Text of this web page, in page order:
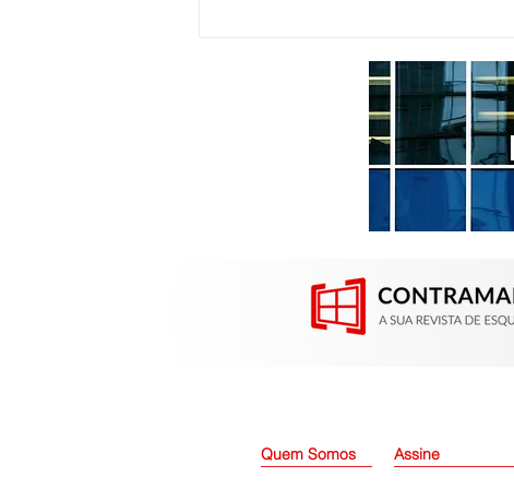
relevância na incorporação
Quem Somos Assine